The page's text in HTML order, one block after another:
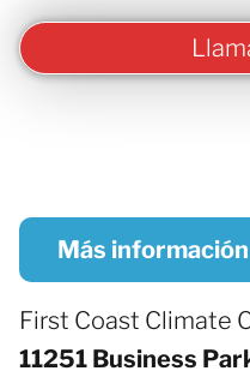
Más información
First Coast Climate
11251 Business